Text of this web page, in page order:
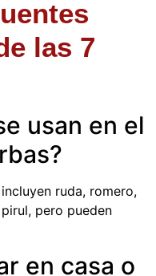
las 7
usan en el
ruda, romero,
pero pueden
en casa o